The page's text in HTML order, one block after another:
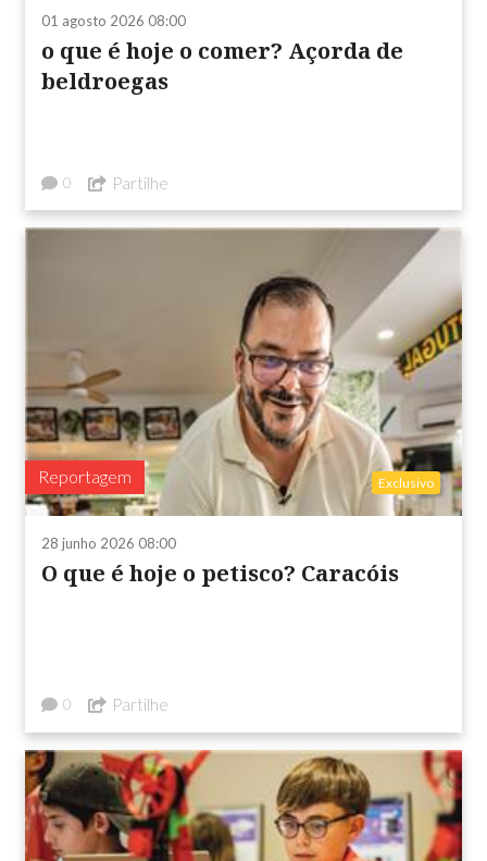
01 agosto 2026 08:00
o que é hoje o comer? Açorda de
beldroegas
0 Partilhe
Reportagem Exclusivo
28 junho 2026 08:00
O que é hoje o petisco? Caracóis
0 Partilhe